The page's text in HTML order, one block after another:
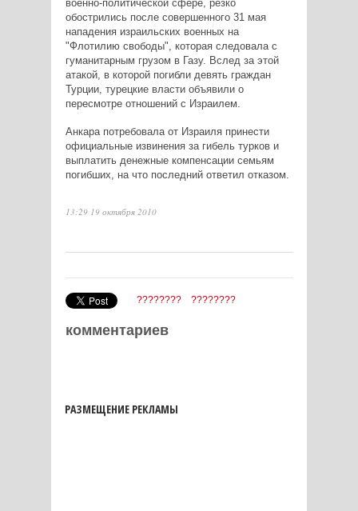
военно-политической сфере, резко
обострились после совершенного 31 мая
нападения израильских военных на
"Флотилию свободы", которая следовала с
гуманитарным грузом в Газу. Вслед за этой
атакой, в которой погибли девять граждан
Турции, турецкие власти объявили о
пересмотре отношений с Израилем.
Анкара потребовала от Израиля принести
официальные извинения за гибель турков и
выплатить денежные компенсации семьям
погибших, на что последний ответил отказом.
13:29 19 октября 2010
???????? ????????
комментариев
РАЗМЕЩЕНИЕ РЕКЛАМЫ